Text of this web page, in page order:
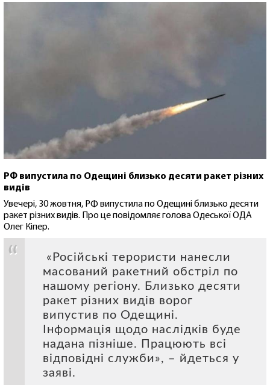
РФ випустила по Одещині близько десяти ракет різних
видів
Увечері, 30 жовтня, РФ випустила по Одещині близько десяти
ракет різних видів. Про це повідомляє голова Одеської ОДА
Олег Кіпер.
«Російські терористи нанесли
масований ракетний обстріл по
нашому регіону. Близько десяти
ракет різних видів ворог
випустив по Одещині.
Інформація щодо наслідків буде
надана пізніше. Працюють всі
відповідні служби», – йдеться у
заяві.